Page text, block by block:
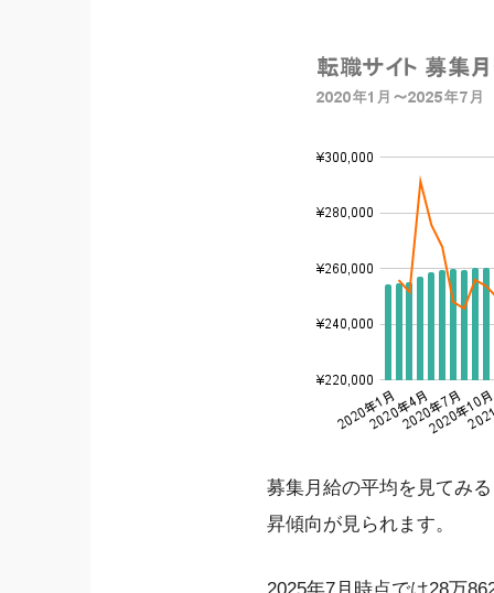
募集月給の平均を見てみ
昇傾向が見られます。